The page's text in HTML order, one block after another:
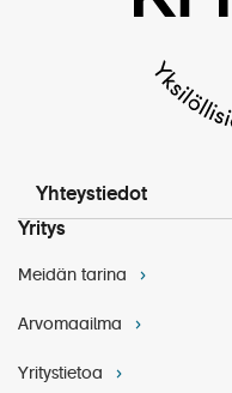
sairaanhoitokortin,
Sairaalassa
Kristina Cruisesin
Yhteystiedot
Yritys
Meidän tarina
Arvomaailma
Yritystietoa